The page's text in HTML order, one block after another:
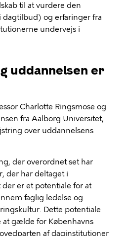
til at vurdere den
dagtilbud) og erfaringer fra
undervejs i
uddannelsen er
Charlotte Ringsmose og
fra Aalborg Universitet,
over uddannelsens
der overordnet set har
der har deltaget i
er et potentiale for at
faglig ledelse og
Dette potentiale
at gælde for Københavns
af daginstitutioner